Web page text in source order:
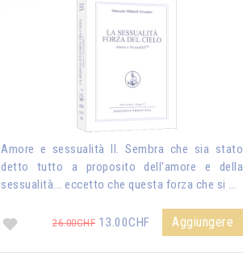
Amore e sessualità II. Sembra che sia stato
detto tutto a proposito dell'amore e della
sessualità... eccetto che questa forza che si …
26.00CHF 13.00CHF Aggiungere